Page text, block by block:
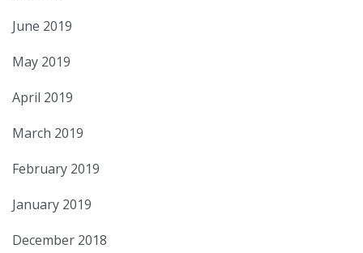
June 2019
May 2019
April 2019
March 2019
February 2019
January 2019
December 2018